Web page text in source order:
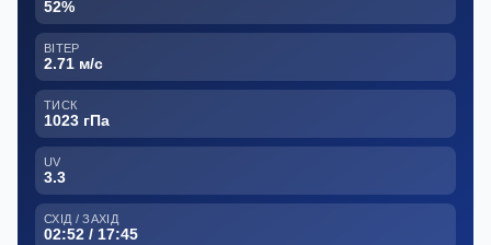
52%
ВІТЕР
2.71 м/с
ТИСК
1023 гПа
UV
3.3
СХІД / ЗАХІД
02:52 / 17:45